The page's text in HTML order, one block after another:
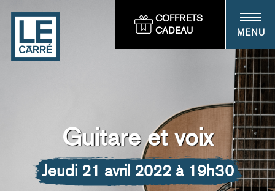
COFFRETS
CADEAU
MENU
Guitare et voix
jeudi 21 avril 2022 à 19h30